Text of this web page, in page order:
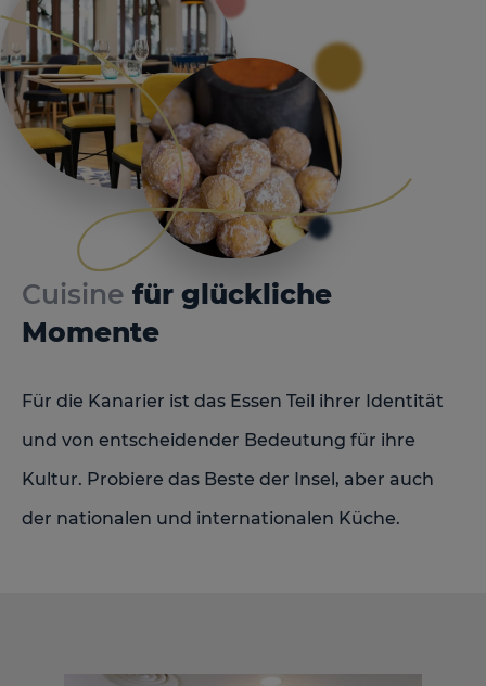
Cuisine für glückliche
Momente
Für die Kanarier ist das Essen Teil ihrer Identität
und von entscheidender Bedeutung für ihre
Kultur. Probiere das Beste der Insel, aber auch
der nationalen und internationalen Küche.